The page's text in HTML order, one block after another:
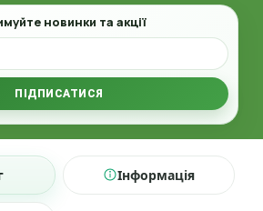
новинки та акції
ПІДПИСАТИСЯ
Інформація